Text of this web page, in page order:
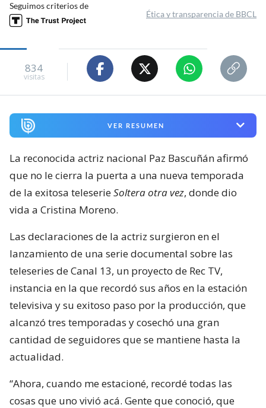
Seguimos criterios de
Ética y transparencia de BBCL
834
visitas
VER RESUMEN
La reconocida actriz nacional Paz Bascuñán afirmó
que no le cierra la puerta a una nueva temporada
de la exitosa teleserieSoltera otra vez, donde dio
vida a Cristina Moreno.
Las declaraciones de la actriz surgieron en el
lanzamiento de una serie documental sobre las
teleseries de Canal 13, un proyecto de Rec TV,
instancia en la que recordó sus años en la estación
televisiva y su exitoso paso por la producción, que
alcanzó tres temporadas y cosechó una gran
cantidad de seguidores que se mantiene hasta la
actualidad.
“Ahora, cuando me estacioné, recordé todas las
cosas que uno vivió acá. Gente que conoció, que